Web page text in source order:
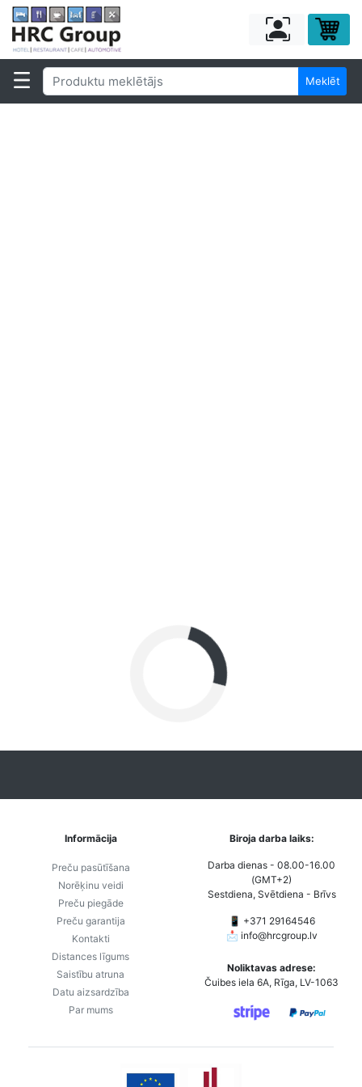
Meklēt
Informācija
Preču pasūtīšana
Norēķinu veidi
Preču piegāde
Preču garantija
Kontakti
Distances līgums
Saistību atruna
Datu aizsardzība
Par mums
Biroja darba laiks:
Darba dienas - 08.00-16.00
(GMT+2)
Sestdiena, Svētdiena - Brīvs
📱 +371 29164546
📩 info@hrcgroup.lv
Noliktavas adrese:
Čuibes iela 6A, Rīga, LV-1063